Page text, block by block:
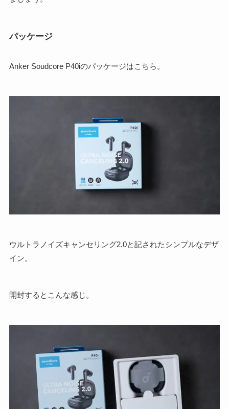
パッケージ
Anker Soudcore P40iのパッケージはこちら。
ウルトラノイズキャンセリング2.0と記されたシンプルなデザ
イン。
開封するとこんな感じ。